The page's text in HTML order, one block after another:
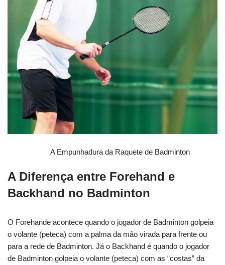
A Empunhadura da Raquete de Badminton
A Diferença entre Forehand e
Backhand no Badminton
O Forehande acontece quando o jogador de Badminton golpeia
o volante (peteca) com a palma da mão virada para frente ou
para a rede de Badminton. Já o Backhand é quando o jogador
de Badminton golpeia o volante (peteca) com as “costas” da